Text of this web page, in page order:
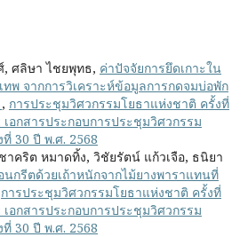
, ศลิษา ไชยพุทธ, ค่าปัจจัยการยึดเกาะใน
ทพ จากการวิเคราะห์ข้อมูลการกดจมบ่อพัก
, การประชุมวิศวกรรมโยธาแห่งชาติ ครั้งที่
เอกสารประกอบการประชุมวิศวกรรม
30 ปี พ.ศ. 2568
คริต หมาดทิ้ง, วิชัยรัตน์ แก้วเจือ, ธนิยา
นกรีตด้วยเถ้าหนักจากไม้ยางพาราแทนที่
การประชุมวิศวกรรมโยธาแห่งชาติ ครั้งที่
เอกสารประกอบการประชุมวิศวกรรม
30 ปี พ.ศ. 2568